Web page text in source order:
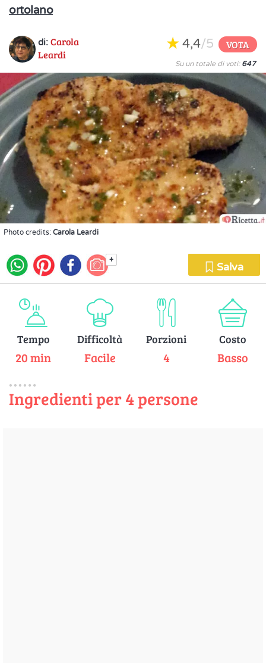
ortolano
di: Carola
Leardi
4,4/5 VOTA
Su un totale di voti: 647
Photo credits: Carola Leardi
+
Salva
Tempo
20 min
Difficoltà
Facile
Porzioni
4
Costo
Basso
Ingredienti per 4 persone